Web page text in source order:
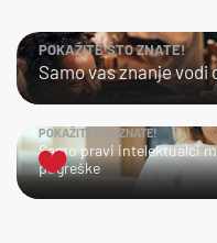
POKAŽITE ŠTO ZNATE!
Samo vas znanje vodi
POKAŽITE ŠTO ZNATE!
Samo pravi intelektualci
pogreške